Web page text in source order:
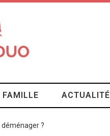
FAMILLE
?